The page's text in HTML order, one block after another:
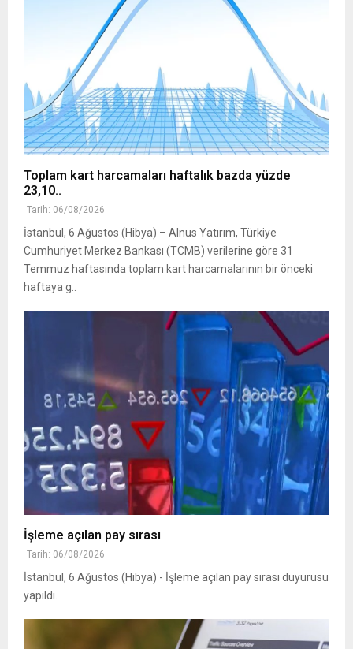
Toplam kart harcamaları haftalık bazda yüzde
23,10..
Tarih: 06/08/2026
İstanbul, 6 Ağustos (Hibya) – Alnus Yatırım, Türkiye
Cumhuriyet Merkez Bankası (TCMB) verilerine göre 31
Temmuz haftasında toplam kart harcamalarının bir önceki
haftaya g..
İşleme açılan pay sırası
Tarih: 06/08/2026
İstanbul, 6 Ağustos (Hibya) - İşleme açılan pay sırası duyurusu
yapıldı.